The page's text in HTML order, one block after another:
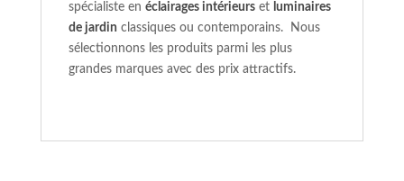
spécialiste en éclairages intérieurset luminaires
de jardin classiques ou contemporains. Nous
sélectionnons les produits parmi les plus
grandes marques avec des prix attractifs.